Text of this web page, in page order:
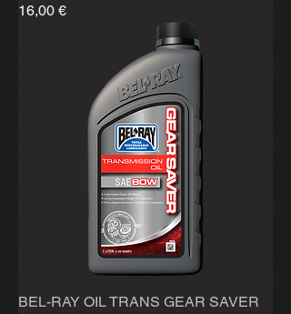
Hinta
16,00 €
BEL-RAY OIL TRANS GEAR SAVER